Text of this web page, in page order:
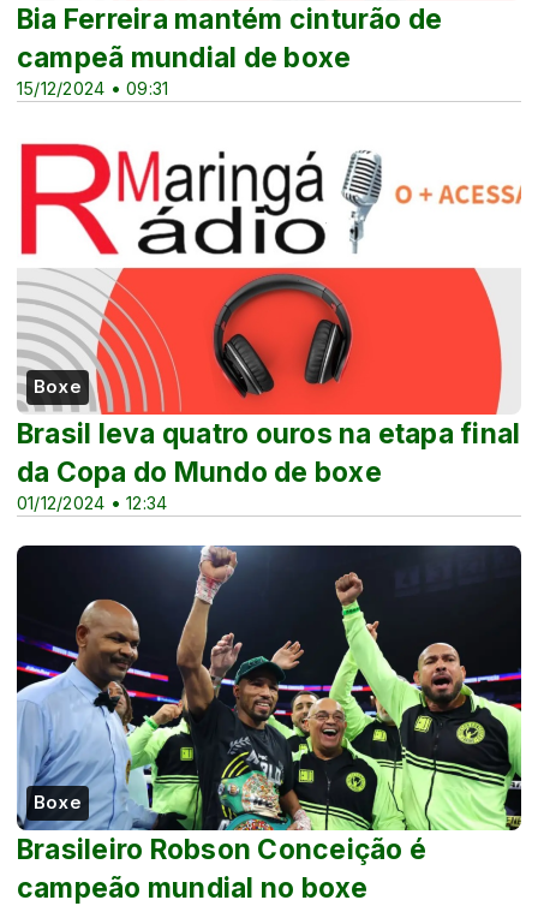
15/12/2024 • 09:31
Bia Ferreira mantém cinturão de
campeã mundial de boxe
Boxe
01/12/2024 • 12:34
Brasil leva quatro ouros na etapa final
da Copa do Mundo de boxe
Boxe
Brasileiro Robson Conceição é
campeão mundial no boxe